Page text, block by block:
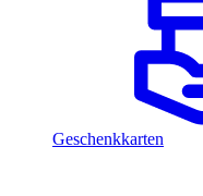
Geschenkkarten